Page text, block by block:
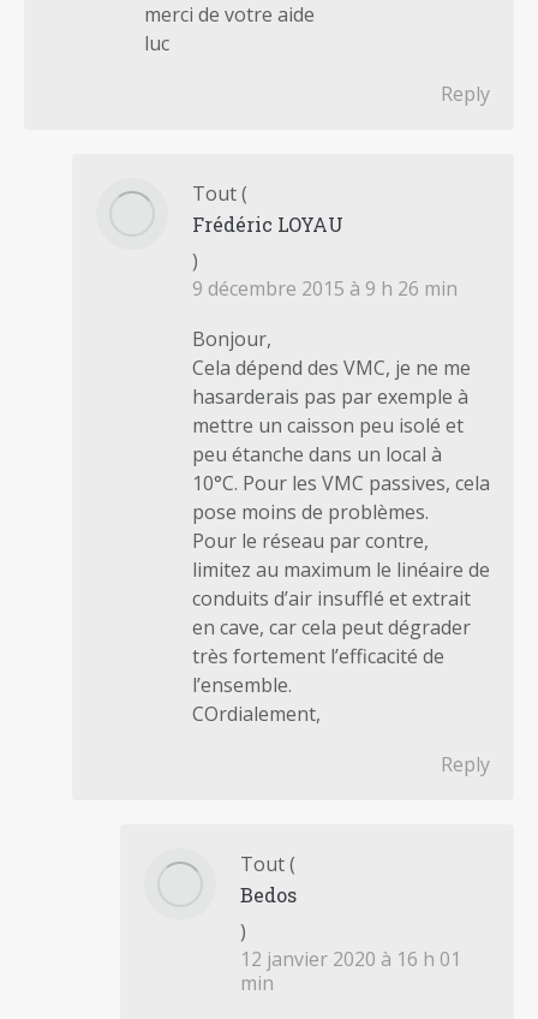
merci de votre aide
luc
Reply
Tout(
Frédéric LOYAU
)
9 décembre 2015 à 9 h 26 min
Bonjour,
Cela dépend des VMC, je ne me
hasarderais pas par exemple à
mettre un caisson peu isolé et
peu étanche dans un local à
10°C. Pour les VMC passives, cela
pose moins de problèmes.
Pour le réseau par contre,
limitez au maximum le linéaire de
conduits d’air insufflé et extrait
en cave, car cela peut dégrader
très fortement l’efficacité de
l’ensemble.
COrdialement,
Reply
Tout(
Bedos
)
12 janvier 2020 à 16 h 01
min